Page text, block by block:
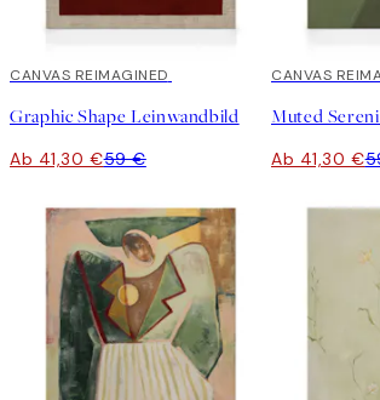
30%*
CANVAS REIMAGINED
Graphic Shape Leinwandbild
Ab 41,30 €59 €
30%*
CANVAS
Muted
Ab 41,30 €